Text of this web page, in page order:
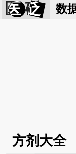
医 砭 数
方剂大全